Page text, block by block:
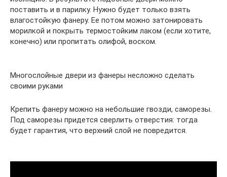
поставить и в парилку. Нужно будет только взять
влагостойкую фанеру. Ее потом можно затонировать
морилкой и покрыть термостойким лаком (если хотите,
конечно) или пропитать олифой, воском.
Многослойные двери из фанеры несложно сделать
своими руками
Крепить фанеру можно на небольшие гвозди, саморезы.
Под саморезы придется сверлить отверстия: тогда
будет гарантия, что верхний слой не повредится.